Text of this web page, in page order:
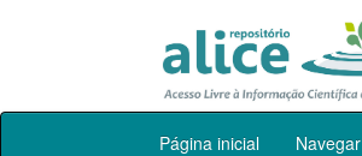
Skip
Página inicial Navegar